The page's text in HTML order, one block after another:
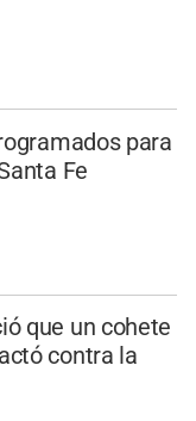
para
Fe
que un cohete
contra la